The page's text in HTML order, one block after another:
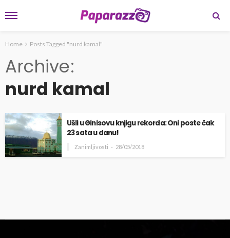
Home Posts Tagged "nurd kamal"
Archive
nurd kamal
Ušli u Ginisovu knjigu rekorda: Oni poste čak
23 sata u danu!
Zanimljivosti 28/05/2018